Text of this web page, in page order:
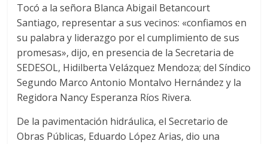
Tocó a la señora Blanca Abigail Betancourt
Santiago, representar a sus vecinos: «confiamos en
su palabra y liderazgo por el cumplimiento de sus
promesas», dijo, en presencia de la Secretaria de
SEDESOL, Hidilberta Velázquez Mendoza; del Síndico
Segundo Marco Antonio Montalvo Hernández y la
Regidora Nancy Esperanza Ríos Rivera.
De la pavimentación hidráulica, el Secretario de
Obras Públicas, Eduardo López Arias, dio una